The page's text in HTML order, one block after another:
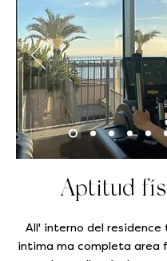
Aptitud
All' interno del residence
intima ma completa area